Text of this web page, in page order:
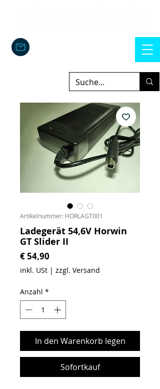
Artikelnummer: HORLAGT001
Ladegerät 54,6V Horwin
GT Slider II
€ 54,90
inkl. USt | zzgl. Versand
Anzahl *
In den Warenkorb legen
Sofortkauf